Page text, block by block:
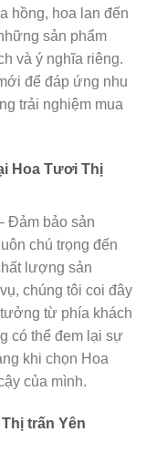
hồng, hoa lan đến
sản phẩm
và ý nghĩa riêng.
để đáp ứng nhu
trải nghiệm mua
Hoa Tươi Thị
Đảm bảo sản
chú trọng đến
lượng sản
chúng tôi coi đây
từ phía khách
có thể đem lại sự
khi chọn Hoa
của mình.
trấn Yên